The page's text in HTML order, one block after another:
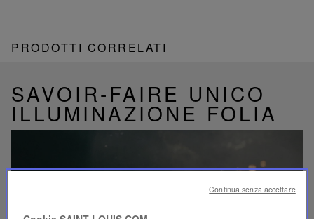
PRODOTTI CORRELATI
SAVOIR-FAIRE UNICO
ILLUMINAZIONE FOLIA
Continua senza accettare